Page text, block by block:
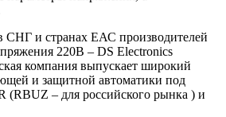
и странах ЕАС производителей
220В – DS Electronics
компания выпускает широкий
и защитной автоматики под
(RBUZ – для российского рынка ) и